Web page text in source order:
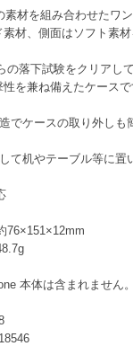
素材を組み合わせたワ
材、側面はソフト素
の落下試験をクリアし
を兼ね備えたケースで
でケースの取り外しも
て机やテーブル等に置
76×151×12mm
本体は含まれません。